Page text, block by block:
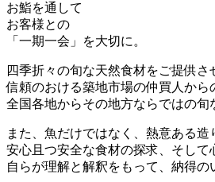
お鮨を通して
お客様との
「一期一会」を大切に。
四季折々の旬な天然食材をご提供さ
信頼のおける築地市場の仲買人か
全国各地からその地方ならではの
また、魚だけではなく、熱意ある
安心且つ安全な食材の探求、そし
自らが理解と解釈をもって、納得